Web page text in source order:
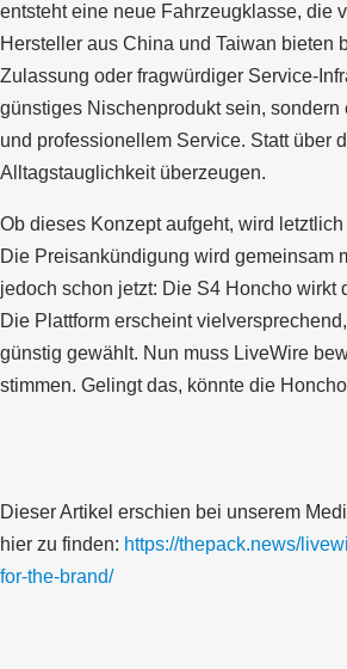
entsteht eine neue Fahrzeugklasse, die
Hersteller aus China und Taiwan bieten
Zulassung oder fragwürdiger Service-
günstiges Nischenprodukt sein,
und professionellem Service. Statt über
Alltagstauglichkeit überzeugen.
Ob dieses Konzept aufgeht, wird
Die Preisankündigung wird gemeinsam
jedoch schon jetzt: Die S4 Honcho
Die Plattform erscheint
günstig gewählt. Nun muss LiveWire
stimmen. Gelingt das, könnte die
Dieser Artikel erschien bei unserem
hier zu finden: https://thepack.news/
for-the-brand/